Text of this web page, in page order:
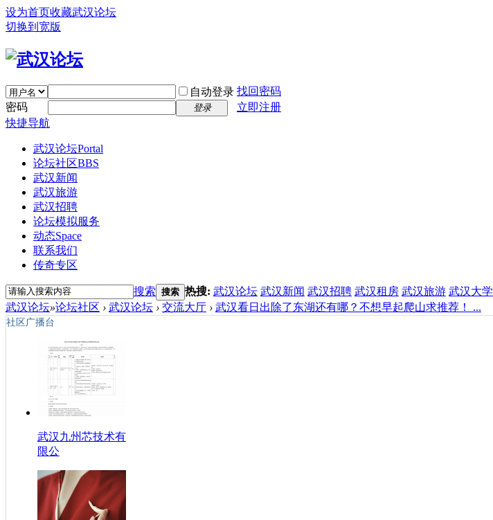
设为首页收藏武汉论坛
切换到宽版
自动登录 找回密码
密码
登录
立即注册
快捷导航
武汉论坛Portal
论坛社区BBS
武汉新闻
武汉旅游
武汉招聘
论坛模拟服务
动态Space
联系我们
传奇专区
搜索 搜索 热搜: 武汉论坛 武汉新闻 武汉招聘 武汉租房 武汉旅游 武汉大学
武汉论坛»论坛社区 › 武汉论坛 › 交流大厅 › 武汉看日出除了东湖还有哪？不想早起爬山求推荐！ ...
社区广播台
武汉九州芯技术有
限公